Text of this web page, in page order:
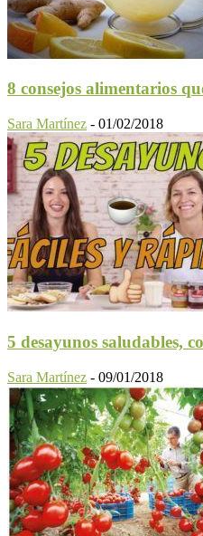
8 consejos alimentarios
Sara Martínez - 01/02/2018
5 desayunos saludables,
Sara Martínez - 09/01/2018